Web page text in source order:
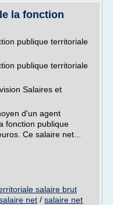
la fonction
publique territoriale
publique territoriale
Salaires et
d'un agent
fonction publique
Ce salaire net...
salaire brut
net / salaire net